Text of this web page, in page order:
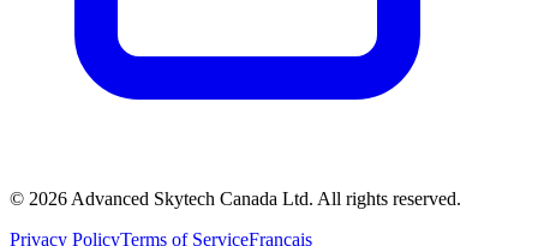
© 2026 Advanced Skytech Canada Ltd. All rights reserved.
Privacy PolicyTerms of ServiceFrançais